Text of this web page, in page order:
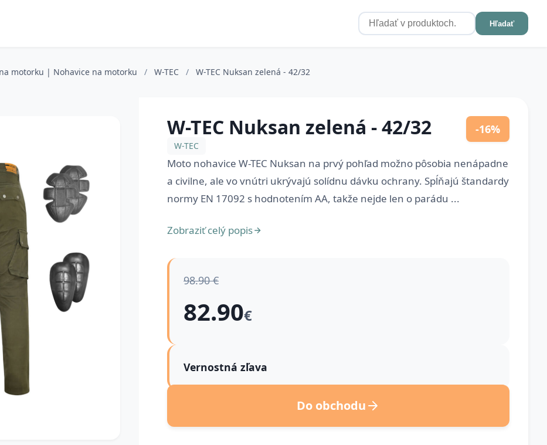
Hľadať
motorku | Nohavice na motorku / W-TEC / W-TEC Nuksan zelená - 42/32
W-TEC Nuksan zelená - 42/32 -16%
W-TEC
Moto nohavice W-TEC Nuksan na prvý pohľad možno pôsobia nenápadne
a civilne, ale vo vnútri ukrývajú solídnu dávku ochrany. Spĺňajú štandardy
normy EN 17092 s hodnotením AA, takže nejde len o parádu ...
Zobraziť celý popis
98.90 €
82.90€
Vernostná zľava
Do obchodu